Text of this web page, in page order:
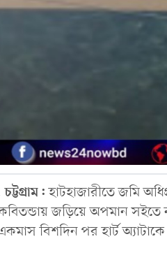
হাটহাজারীতে জমি
জড়িয়ে অপমান
বিশদিন পর হার্ট